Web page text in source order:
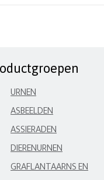
URNEN
ASBEELDEN
ASSIERADEN
DIERENURNEN
GRAFLANTAARNS EN